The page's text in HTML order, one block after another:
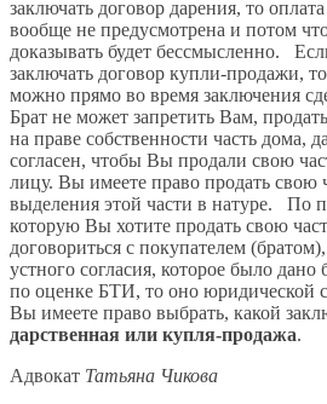
заключать договор дарения, то
вообще не предусмотрена и потом
доказывать будет бессмысленно.
заключать договор купли-продажи,
можно прямо во время заключения
Брат не может запретить Вам,
на праве собственности часть дома,
согласен, чтобы Вы продали свою
лицу. Вы имеете право продать свою
выделения этой части в натуре. По
которую Вы хотите продать свою
договориться с покупателем
устного согласия, которое было дано
по оценке БТИ, то оно юридической
Вы имеете право выбрать, какой
дарственная или купля-продажа.
Адвокат Татьяна Чикова